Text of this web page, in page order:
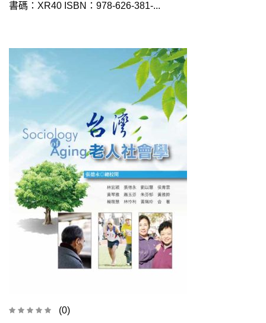
書碼：XR40 ISBN：978-626-381-...
(0)